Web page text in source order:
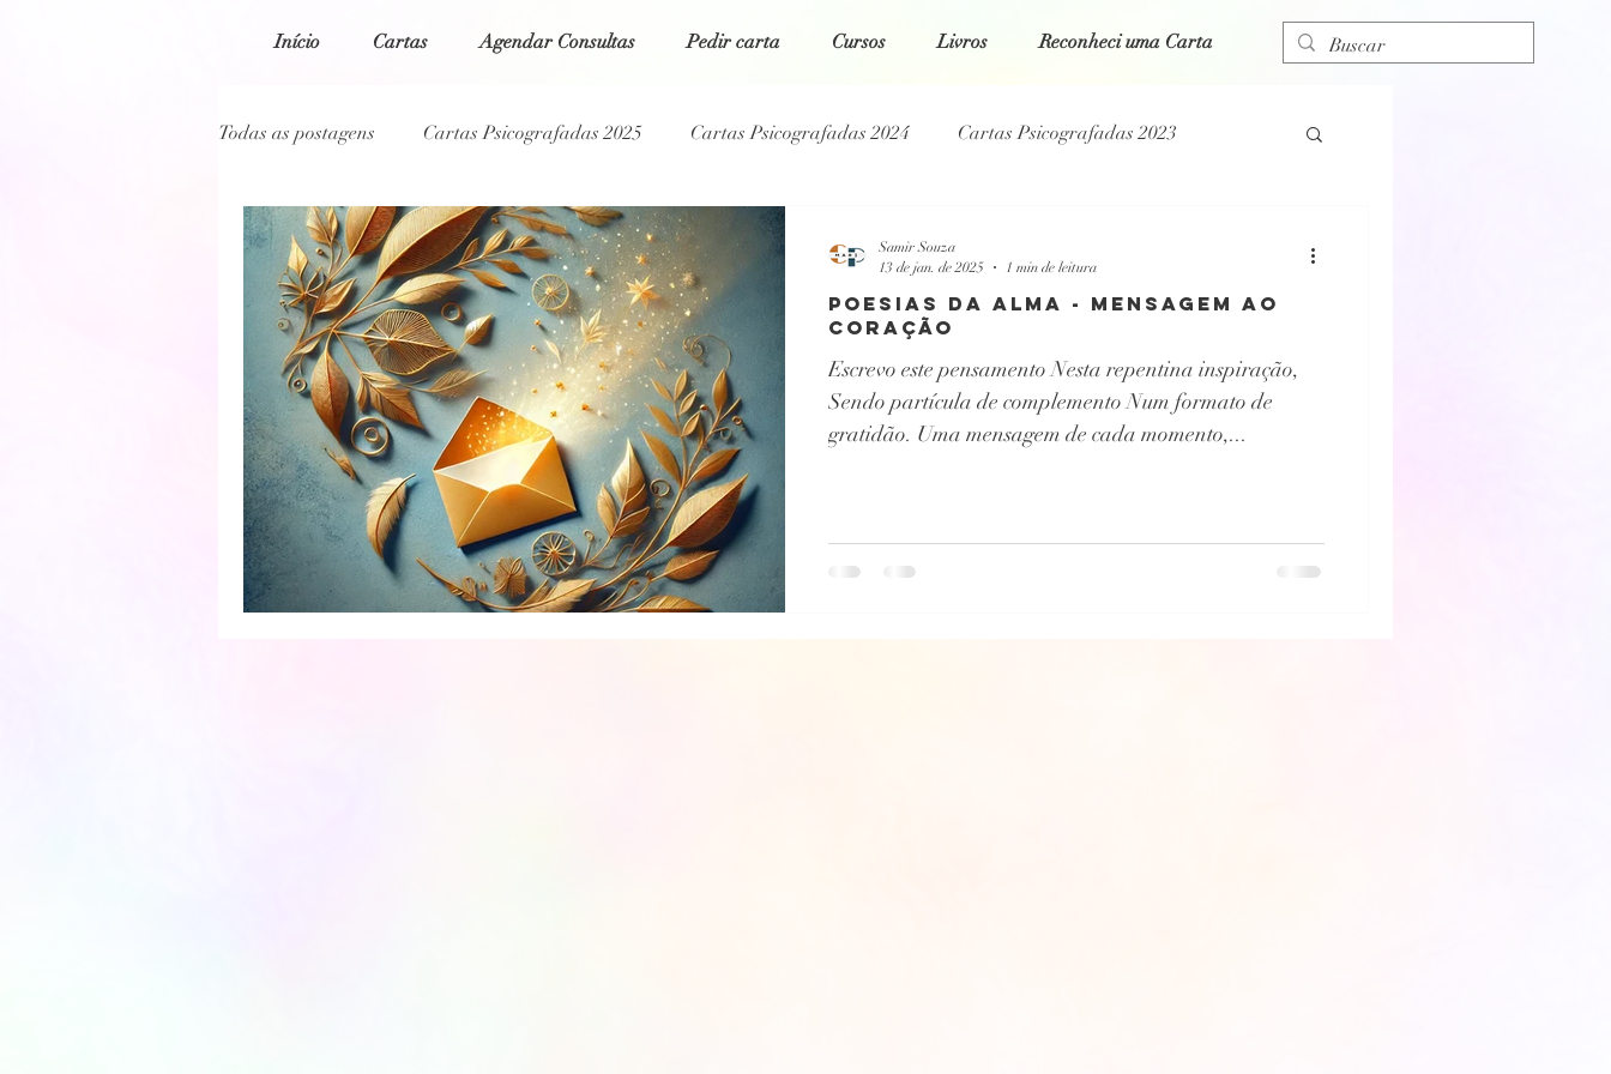
Início Cartas Agendar Consultas Pedir carta Cursos Livros Reconheci uma Carta
Todas as postagens Cartas Psicografadas 2025 Cartas Psicografadas 2024 Cartas Psicografadas 2023
Cartas Psicografadas 2022 Cartas Psicografadas 2021
Poesias da Alma Cartas Psicografadas 2026 Reportagem Jornal O Globo
POESIAS DA ALMA - MENSAGEM AO
CORAÇÃO
Escrevo este pensamento Nesta repentina inspiração,
Sendo partícula de complemento Num formato de
gratidão. Uma mensagem de cada momento,...
Samir Souza
13 de jan. de 2025
1 min de leitura